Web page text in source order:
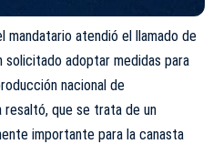
mandatario atendió el llamado de
solicitado adoptar medidas para
nacional de
resaltó, que se trata de un
importante para la canasta